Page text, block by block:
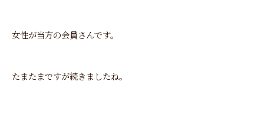
女性が当方の会員さんです。
たまたまですが続きましたね。